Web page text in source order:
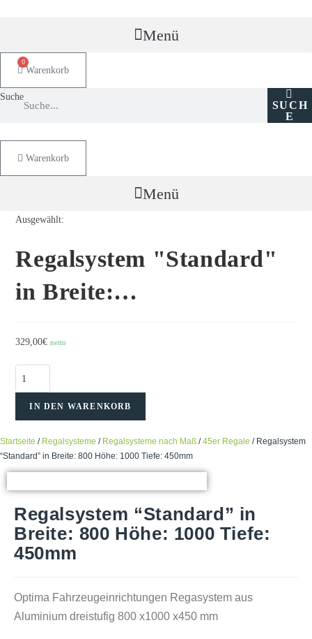
Menü
0
Warenkorb
Suche
SUCH
E
Warenkorb
Menü
Ausgewählt:
Regalsystem "Standard"
in Breite:…
329,00€ netto
Regalsystem
"Standard"
800
Höhe:
Tiefe:
450mm
Menge
IN DEN WARENKORB
Startseite / Regalsysteme / Regalsysteme nach Maß /45er Regale / Regalsystem
“Standard” in Breite: 800 Höhe: 1000 Tiefe: 450mm
Regalsystem “Standard” in
Breite: 800 Höhe: 1000 Tiefe:
450mm
Optima Fahrzeugeinrichtungen Regasystem aus
Aluminium dreistufig 800 x1000 x450 mm